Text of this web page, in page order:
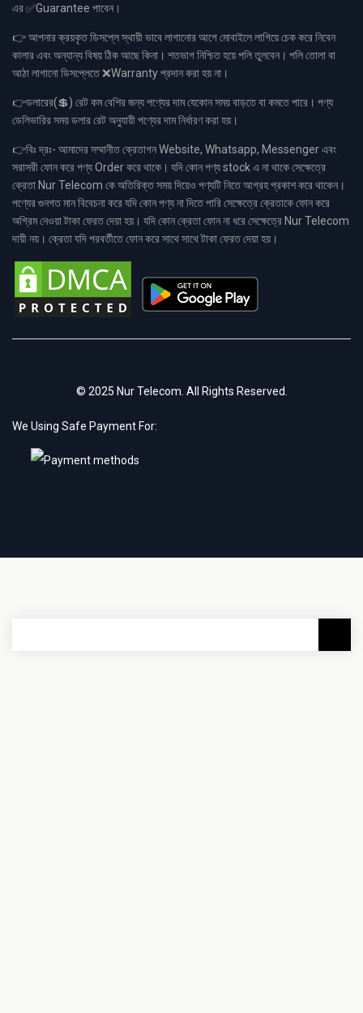
এর ✅Guarantee পাবেন।
👉 আপনার ক্রয়কৃত ডিসপ্লে স্থায়ী ভাবে লাগানোর আগে মোবাইলে লাগিয়ে চেক করে নিবেন
কালার এবং অন্যান্য বিষয় ঠিক আছে কিনা। শতভাগ নিশ্চিত হয়ে পলি তুলবেন। পলি তোলা বা
আঠা লাগানো ডিসপ্লেতে ❌Warranty প্রদান করা হয় না।
👉ডলারের(💲) রেট কম বেশির জন্য পণ্যের দাম যেকোন সময় বাড়তে বা কমতে পারে। পণ্য
ডেলিভারির সময় ডলার রেট অনুযায়ী পণ্যের দাম নির্ধারণ করা হয়।
👉বিঃ দ্রঃ- আমাদের সম্মানীত ক্রেতাগন Website, Whatsapp, Messenger এবং
সরাসরী ফোন করে পণ্য Order করে থাকে। যদি কোন পণ্য stock এ না থাকে সেক্ষেত্রে
ক্রেতা Nur Telecom কে অতিরিক্ত সময় দিয়েও পণ্যটি নিতে আগ্রহ প্রকাশ করে থাকেন।
পণ্যের গুনগত মান বিবেচনা করে যদি কোন পণ্য না দিতে পারি সেক্ষেত্রে ক্রেতাকে ফোন করে
অগ্রিম নেওয়া টাকা ফেরত দেয়া হয়। যদি কোন ক্রেতা ফোন না ধরে সেক্ষেত্রে Nur Telecom
দায়ী নয়। ক্রেতা যদি পরবর্তীতে ফোন করে সাথে সাথে টাকা ফেরত দেয়া হয়।
© 2025 Nur Telecom. All Rights Reserved.
We Using Safe Payment For: